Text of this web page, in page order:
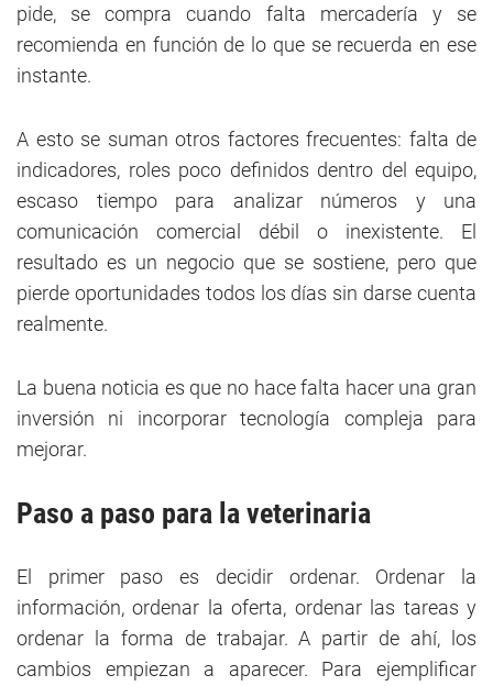
pide, se compra cuando falta mercadería y se
recomienda en función de lo que se recuerda en ese
instante.
A esto se suman otros factores frecuentes: falta de
indicadores, roles poco definidos dentro del equipo,
escaso tiempo para analizar números y una
comunicación comercial débil o inexistente. El
resultado es un negocio que se sostiene, pero que
pierde oportunidades todos los días sin darse cuenta
realmente.
La buena noticia es que no hace falta hacer una gran
inversión ni incorporar tecnología compleja para
mejorar.
Paso a paso para la veterinaria
El primer paso es decidir ordenar. Ordenar la
información, ordenar la oferta, ordenar las tareas y
ordenar la forma de trabajar. A partir de ahí, los
cambios empiezan a aparecer. Para ejemplificar